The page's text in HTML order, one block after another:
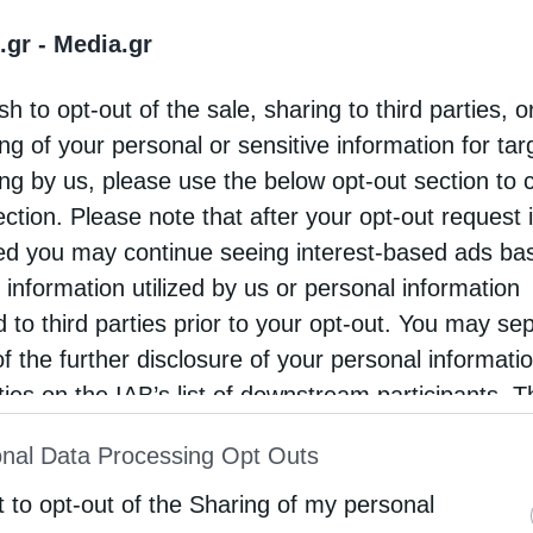
- Media.gr
to opt-out of the sale, sharing to third parties,
of your personal or sensitive information for
by us, please use the below opt-out section to
Please note that after your opt-out request
you may continue seeing interest-based ads
information utilized by us or personal information
to third parties prior to your opt-out. You may
the further disclosure of your personal
on the IAB’s list of downstream participants.
of Downstream Participantsthat may further
parties.
Data Processing Opt Outs
to opt-out of the Sharing of my personal
20 Οκτωβρίου – Ο Υψηλάντης και οι
αποφασίζουν να κηρύξουν Επανάσταση στη
20 Οκτωβρίου 2025
Ο Αλόνσο ντε Μεντόσα ιδρύει την πόλη
Σενιόρα ντε Λα Παζ (Η Παναγία της
1720: Ο πειρατής της Καραϊβικής, Κάλικο
συλλαμβάνεται από το Βασιλικό
Αμερικής και το Ηνωμένο
υπογράφουν συνθήκη, η …